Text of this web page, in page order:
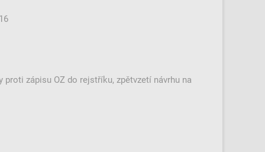
zápisu OZ do rejstříku, zpětvzetí návrhu na